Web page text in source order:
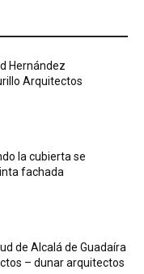
Hernández
Arquitectos
la cubierta se
fachada
de Alcalá de Guadaíra
– dunar arquitectos